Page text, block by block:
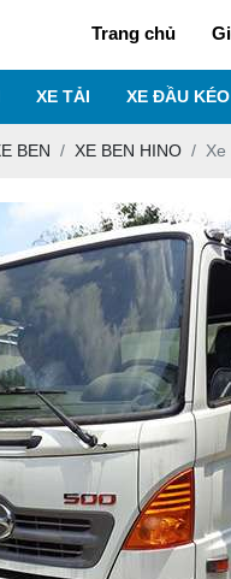
Trang chủ
XE TẢI XE ĐẦU KÉO
BEN XE BEN HINO Xe